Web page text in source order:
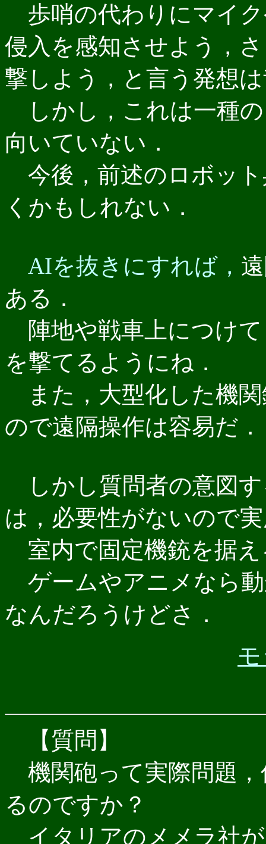
歩哨の代わりにマイ
侵入を感知させよう，
撃しよう，と言う発想
しかし，これは一種
向いていない．
今後，前述のロボッ
くかもしれない．
AIを抜きにすれば，
ある．
陣地や戦車上につけ
を撃てるようにね．
また，大型化した機
ので遠隔操作は容易だ．
しかし質問者の意図
は，必要性がないので
室内で固定機銃を据
ゲームやアニメなら
なんだろうけどさ．
【質問】
機関砲って実際問題
るのですか？
イタリアのメメラ社が